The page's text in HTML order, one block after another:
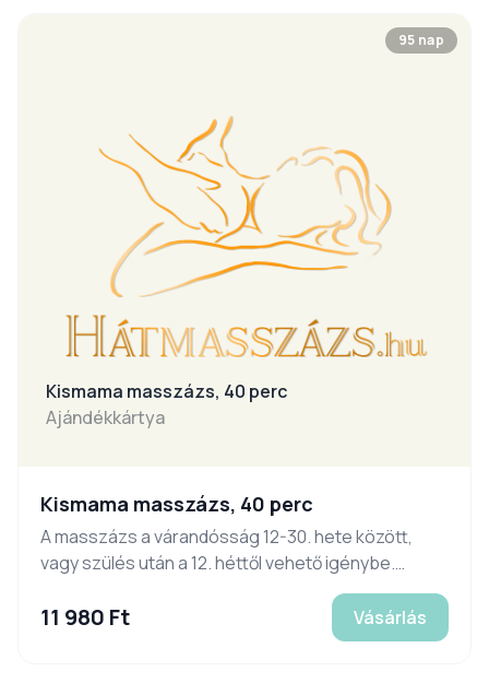
Kismama masszázs, 40 perc
Ajándékkártya
95 nap
Kismama masszázs, 40 perc
A masszázs a várandósság 12-30. hete között,
vagy szülés után a 12. héttől vehető igénybe.
www.hatmasszazs.com. Legalább 24 órával
korábban le nem mondott időpont esetén az
11 980 Ft Vásárlás